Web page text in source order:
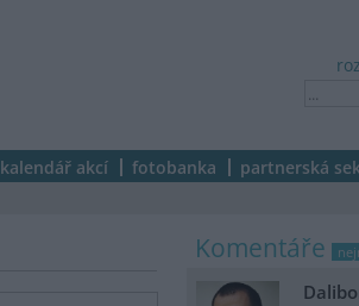
kalendář akcí fotobanka partnerská
komentáře